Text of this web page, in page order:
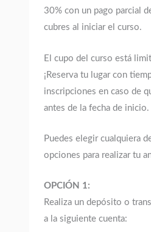
30% con un pago parcial
cubres al iniciar el curso.
El cupo del curso está
¡Reserva tu lugar con
inscripciones en caso de
antes de la fecha de inicio.
Puedes elegir cualquiera
opciones para realizar tu
OPCIÓN 1:
Realiza un depósito o
a la siguiente cuenta: